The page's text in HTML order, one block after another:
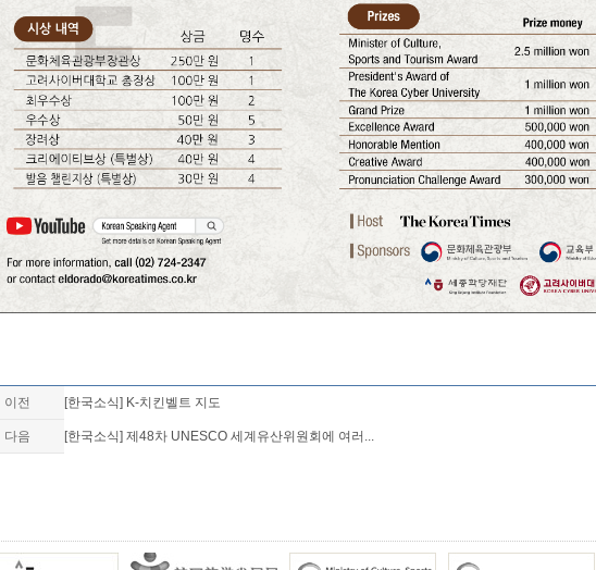
이전 [한국소식] K-치킨벨트 지도
다음 [한국소식] 제48차 UNESCO 세계유산위원회에 여러...